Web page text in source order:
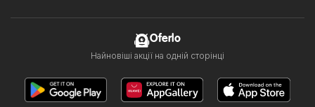
Oferlo
Найновіші акції на одній сторінці